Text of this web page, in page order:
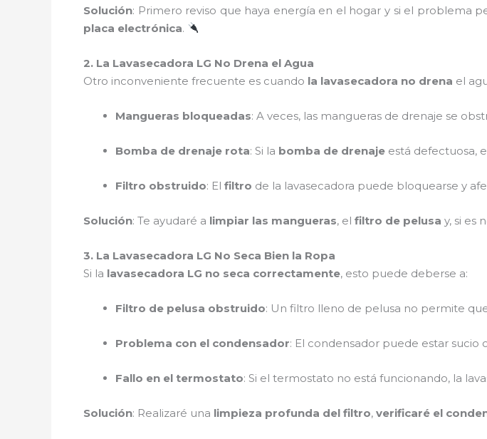
Solución: Primero reviso que haya energía en el hogar y si el problema
placa electrónica.
2. La Lavasecadora LG No Drena el Agua
Otro inconveniente frecuente es cuando la lavasecadora no drena el
Mangueras bloqueadas: A veces, las mangueras de drenaje se
Bomba de drenaje rota: Si la bomba de drenaje está defectuosa,
Filtro obstruido: El filtro de la lavasecadora puede bloquearse y
Solución: Te ayudaré a limpiar las mangueras, el filtro de pelusa y, si es
3. La Lavasecadora LG No Seca Bien la Ropa
Si la lavasecadora LG no seca correctamente, esto puede deberse a:
Filtro de pelusa obstruido: Un filtro lleno de pelusa no permite
Problema con el condensador: El condensador puede estar
Fallo en el termostato: Si el termostato no está funcionando, la
Solución: Realizaré una limpieza profunda del filtro, verificaré el